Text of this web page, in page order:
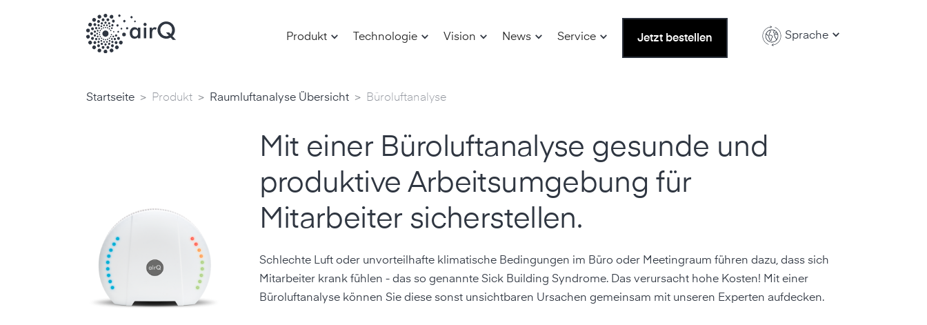
Produkt Technologie Vision News Service Jetzt bestellen Sprache
Startseite > Produkt > Raumluftanalyse Übersicht > Büroluftanalyse
Mit einer Büroluftanalyse gesunde und
produktive Arbeits­umgebung für
Mitarbeiter sicherstellen.
Schlechte Luft oder unvorteilhafte klimatische Bedingungen im Büro oder Meetingraum führen dazu, dass sich
Mitarbeiter krank fühlen - das so genannte Sick Building Syndrome. Das verursacht hohe Kosten! Mit einer
Büroluftanalyse können Sie diese sonst unsichtbaren Ursachen gemeinsam mit unseren Experten aufdecken.